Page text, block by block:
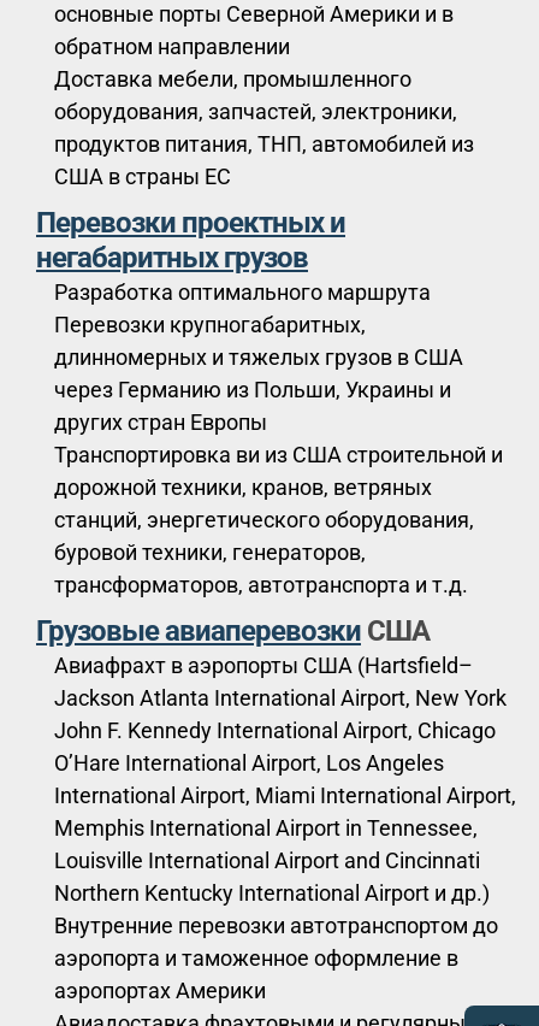
основные порты Северной Америки и в
обратном направлении
Доставка мебели, промышленного
оборудования, запчастей, электроники,
продуктов питания, ТНП, автомобилей из
США в страны ЕС
Перевозки проектных и
негабаритных грузов
Разработка оптимального маршрута
Перевозки крупногабаритных,
длинномерных и тяжелых грузов в США
через Германию из Польши, Украины и
других стран Европы
Транспортировка ви из США строительной и
дорожной техники, кранов, ветряных
станций, энергетического оборудования,
буровой техники, генераторов,
трансформаторов, автотранспорта и т.д.
Грузовые авиаперевозки США
Авиафрахт в аэропорты США (Hartsfield–
Jackson Atlanta International Airport, New York
John F. Kennedy International Airport, Chicago
O’Hare International Airport, Los Angeles
International Airport, Miami International Airport,
Memphis International Airport in Tennessee,
Louisville International Airport and Cincinnati
Northern Kentucky International Airport и др.)
Внутренние перевозки автотранспортом до
аэропорта и таможенное оформление в
аэропортах Америки